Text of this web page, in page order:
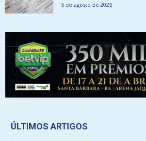
5 de agosto de 2026
ÚLTIMOS ARTIGOS